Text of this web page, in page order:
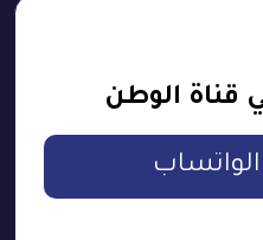
قناة الوطن